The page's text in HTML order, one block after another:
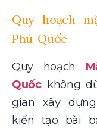
Quy hoạch
Phú Quốc
Quy hoạch
Quốckhông
gian xây
kiến tạo bài